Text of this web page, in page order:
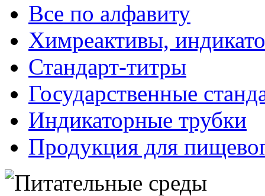
Все по алфавиту
Химреактивы,
Стандарт-титры
Государственные
Индикаторные трубки
Продукция для